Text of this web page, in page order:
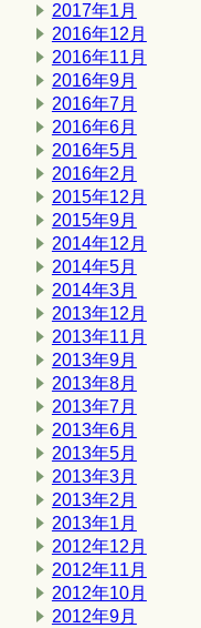
2017年1月
2016年12月
2016年11月
2016年9月
2016年7月
2016年6月
2016年5月
2016年2月
2015年12月
2015年9月
2014年12月
2014年5月
2014年3月
2013年12月
2013年11月
2013年9月
2013年8月
2013年7月
2013年6月
2013年5月
2013年3月
2013年2月
2013年1月
2012年12月
2012年11月
2012年10月
2012年9月